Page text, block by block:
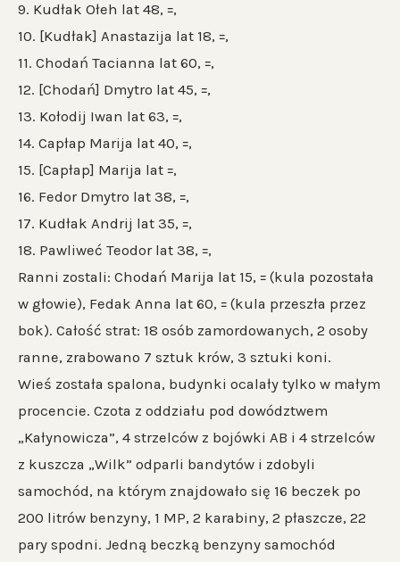
9. Kudłak Ołeh lat 48, ꞊,
10. [Kudłak] Anastazija lat 18, ꞊,
11. Chodań Tacianna lat 60, ꞊,
12. [Chodań] Dmytro lat 45, ꞊,
13. Kołodij Iwan lat 63, ꞊,
14. Capłap Marija lat 40, ꞊,
15. [Capłap] Marija lat ꞊,
16. Fedor Dmytro lat 38, ꞊,
17. Kudłak Andrij lat 35, ꞊,
18. Pawliweć Teodor lat 38, ꞊,
Ranni zostali: Chodań Marija lat 15, ꞊ (kula pozostała
w głowie), Fedak Anna lat 60, ꞊ (kula przeszła przez
bok). Całość strat: 18 osób zamordowanych, 2 osoby
ranne, zrabowano 7 sztuk krów, 3 sztuki koni.
Wieś została spalona, budynki ocalały tylko w małym
procencie. Czota z oddziału pod dowództwem
„Kałynowicza”, 4 strzelców z bojówki AB i 4 strzelców
z kuszcza „Wilk” odparli bandytów i zdobyli
samochód, na którym znajdowało się 16 beczek po
200 litrów benzyny, 1 MP, 2 karabiny, 2 płaszcze, 22
pary spodni. Jedną beczką benzyny samochód